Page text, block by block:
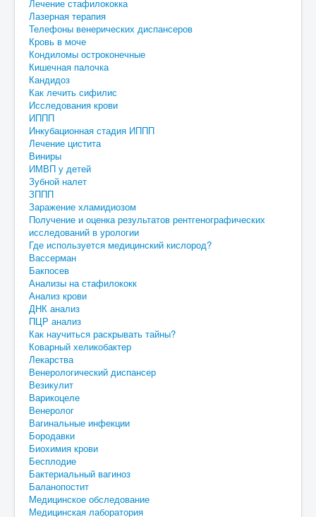
Лечение стафилококка
Лазерная терапия
Телефоны венерических диспансеров
Кровь в моче
Кондиломы остроконечные
Кишечная палочка
Кандидоз
Как лечить сифилис
Исследования крови
ИППП
Инкубационная стадия ИППП
Лечение цистита
Виниры
ИМВП у детей
Зубной налет
ЗППП
Заражение хламидиозом
Получение и оценка результатов рентгенографических
исследований в урологии
Где используется медицинский кислород?
Вассерман
Бакпосев
Анализы на стафилококк
Анализ крови
ДНК анализ
ПЦР анализ
Как научиться раскрывать тайны?
Коварный хеликобактер
Лекарства
Венерологический диспансер
Везикулит
Варикоцеле
Венеролог
Вагинальные инфекции
Бородавки
Биохимия крови
Бесплодие
Бактериальный вагиноз
Баланопостит
Медицинское обследование
Медицинская лаборатория